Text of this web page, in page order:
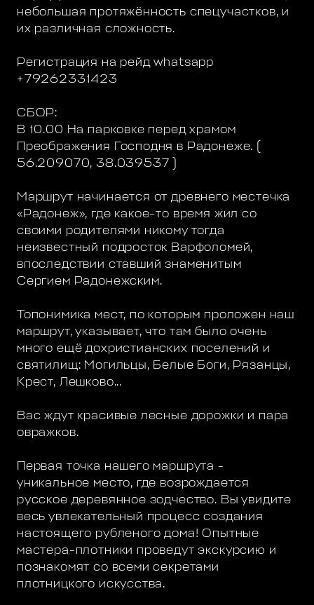
небольшая протяжённость спецучастков, и
их различная сложность.
Регистрация на рейд whatsapp
+79262331423
СБОР:
В 10.00 На парковке перед храмом
Преображения Господня в Радонеже. (
56.209070, 38.039537 )
Маршрут начинается от древнего местечка
«Радонеж», где какое-то время жил со
своими родителями никому тогда
неизвестный подросток Варфоломей,
впоследствии ставший знаменитым
Сергием Радонежским.
Топонимика мест, по которым проложен наш
маршрут, указывает, что там было очень
много ещё дохристианских поселений и
святилищ: Могильцы, Белые Боги, Рязанцы,
Крест, Лешково...
Вас ждут красивые лесные дорожки и пара
овражков.
Первая точка нашего маршрута -
уникальное место, где возрождается
русское деревянное зодчество. Вы увидите
весь увлекательный процесс создания
настоящего рубленого дома! Опытные
мастера-плотники проведут экскурсию и
познакомят со всеми секретами
плотницкого искусства.